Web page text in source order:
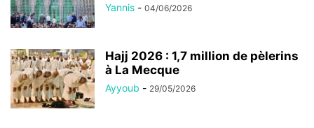
Yannis - 04/06/2026
Hajj 2026 : 1,7 million de pèlerins
à La Mecque
Ayyoub - 29/05/2026